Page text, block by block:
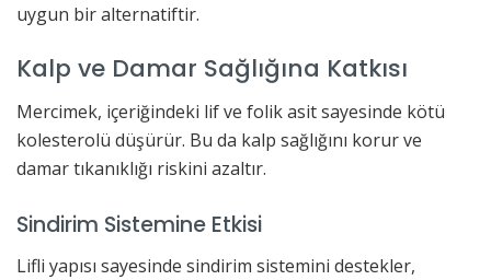
uygun bir alternatiftir.
Kalp ve Damar Sağlığına Katkısı
Mercimek, içeriğindeki lif ve folik asit sayesinde kötü
kolesterolü düşürür. Bu da kalp sağlığını korur ve
damar tıkanıklığı riskini azaltır.
Sindirim Sistemine Etkisi
Lifli yapısı sayesinde sindirim sistemini destekler,